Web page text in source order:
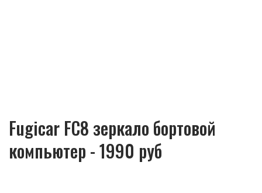
Fugicar FC8 зеркало бортовой
компьютер - 1990 руб